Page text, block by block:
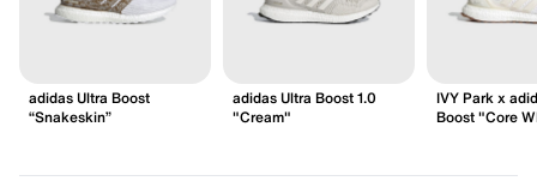
adidas Ultra Boost
“Snakeskin”
adidas Ultra Boost 1.0
"Cream"
IVY Park x
Boost "Core